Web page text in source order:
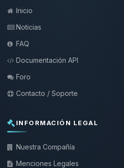
Inicio
Noticias
FAQ
Documentación API
Foro
Contacto / Soporte
INFORMACIÓN LEGAL
Nuestra Compañía
Menciones Legales